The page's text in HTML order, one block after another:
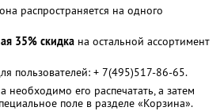
распространяется на одного
35% скидка на остальной ассортимент
пользователей: + 7(495)517-86-65.
необходимо его распечатать, а затем
поле в разделе «Корзина».